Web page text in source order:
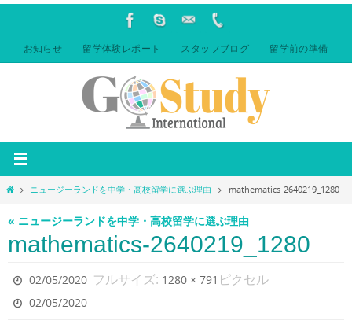
ン
キ
プ
お知らせ 留学体験レポート スタッフブログ 留学前の準備
ホ
ム
ニュージーランドを中学・高校留学に選ぶ理由 mathematics-2640219_1280
« ニュージーランドを中学・高校留学に選ぶ理由
mathematics-2640219_1280
02/05/2020 フルサイズ: 1280 × 791 ピクセル
02/05/2020